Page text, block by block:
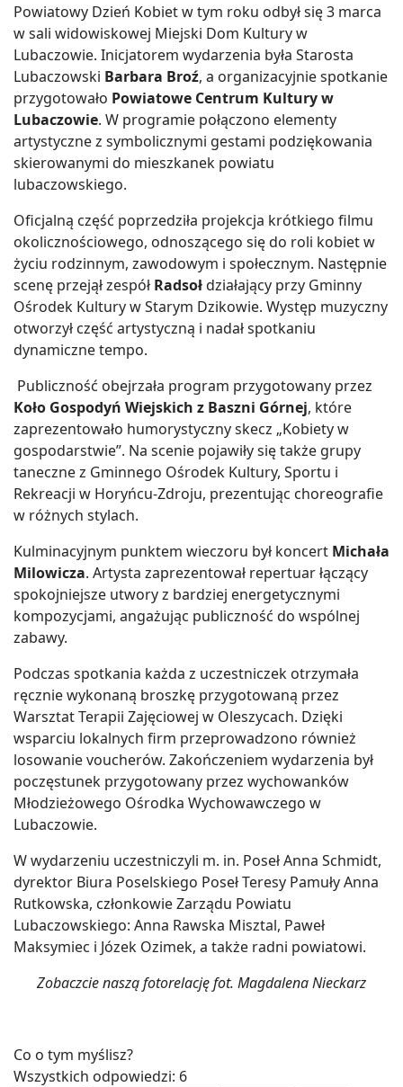
Powiatowy Dzień Kobiet w tym roku odbył się 3 marca
w sali widowiskowej Miejski Dom Kultury w
Lubaczowie. Inicjatorem wydarzenia była Starosta
Lubaczowski Barbara Broź, a organizacyjnie spotkanie
przygotowało Powiatowe Centrum Kultury w
Lubaczowie. W programie połączono elementy
artystyczne z symbolicznymi gestami podziękowania
skierowanymi do mieszkanek powiatu
lubaczowskiego.
Oficjalną część poprzedziła projekcja krótkiego filmu
okolicznościowego, odnoszącego się do roli kobiet w
życiu rodzinnym, zawodowym i społecznym. Następnie
scenę przejął zespół Radsołdziałający przy Gminny
Ośrodek Kultury w Starym Dzikowie. Występ muzyczny
otworzył część artystyczną i nadał spotkaniu
dynamiczne tempo.
Publiczność obejrzała program przygotowany przez
Koło Gospodyń Wiejskich z Baszni Górnej, które
zaprezentowało humorystyczny skecz „Kobiety w
gospodarstwie”. Na scenie pojawiły się także grupy
taneczne z Gminnego Ośrodek Kultury, Sportu i
Rekreacji w Horyńcu-Zdroju, prezentując choreografie
w różnych stylach.
Kulminacyjnym punktem wieczoru był koncert Michała
Milowicza. Artysta zaprezentował repertuar łączący
spokojniejsze utwory z bardziej energetycznymi
kompozycjami, angażując publiczność do wspólnej
zabawy.
Podczas spotkania każda z uczestniczek otrzymała
ręcznie wykonaną broszkę przygotowaną przez
Warsztat Terapii Zajęciowej w Oleszycach. Dzięki
wsparciu lokalnych firm przeprowadzono również
losowanie voucherów. Zakończeniem wydarzenia był
poczęstunek przygotowany przez wychowanków
Młodzieżowego Ośrodka Wychowawczego w
Lubaczowie.
W wydarzeniu uczestniczyli m. in. Poseł Anna Schmidt,
dyrektor Biura Poselskiego Poseł Teresy Pamuły Anna
Rutkowska, członkowie Zarządu Powiatu
Lubaczowskiego: Anna Rawska Misztal, Paweł
Maksymiec i Józek Ozimek, a także radni powiatowi.
Zobaczcie naszą fotorelację fot. Magdalena Nieckarz
Co o tym myślisz?
Wszystkich odpowiedzi: 6